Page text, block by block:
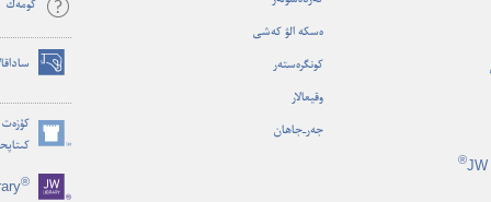
JW
®
ە‌سكە الۋ كە‌شى
كونگرە‌ستە‌ر
وقيعالار
جە‌ر-‏جاھان
كومە‌ك
(opens
new
window)كۇزەت
(opens
new
window)
®